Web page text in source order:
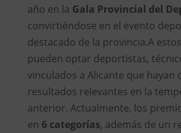
año en la Gala Provincial del
convirtiéndose en el evento
destacado de la provincia.A
pueden optar deportistas,
vinculados a Alicante que hayan
resultados relevantes en la
anterior. Actualmente, los
en 6 categorías, además de un